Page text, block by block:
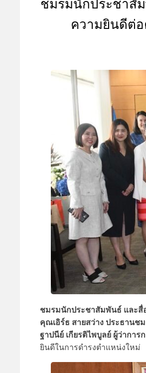
ชมรมนักประชาสั
ความยินดีต่อ
ชมรมนักประชาสัมพันธ์ และสื่อ
คุณเอิร์ธ สายสว่าง ประธานช
ฐาปนีย์ เกียรติไพบูลย์ ผู้ว่าการ
ยินดีในการดำรงตำแหน่งใหม่